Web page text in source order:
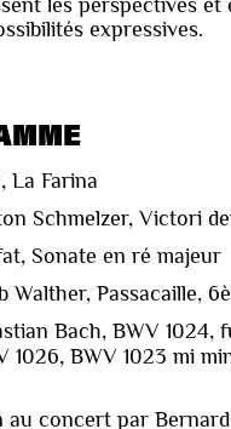
les perspectives et
expressives.
La Farina
Schmelzer, Victori
Sonate en ré majeur
Walther, Passacaille,
Bach, BWV 1024,
1026, BWV 1023 mi
au concert par